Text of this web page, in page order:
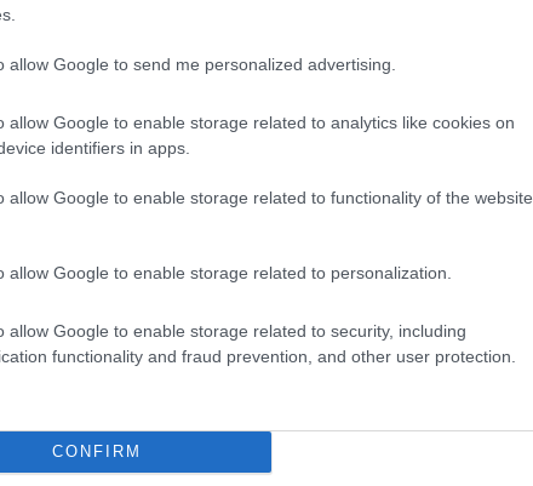
allow Google to send me personalized advertising.
allow Google to enable storage related to analytics like cookies on
identifiers in apps.
allow Google to enable storage related to functionality of the website
allow Google to enable storage related to personalization.
allow Google to enable storage related to security, including
functionality and fraud prevention, and other user protection.
CONFIRM
utilizandoestructuras, completamente
detalles sobre el ambicioso proyecto.
forma parte del grupo ganador de la
colaborarán para el puente más
madera estructural